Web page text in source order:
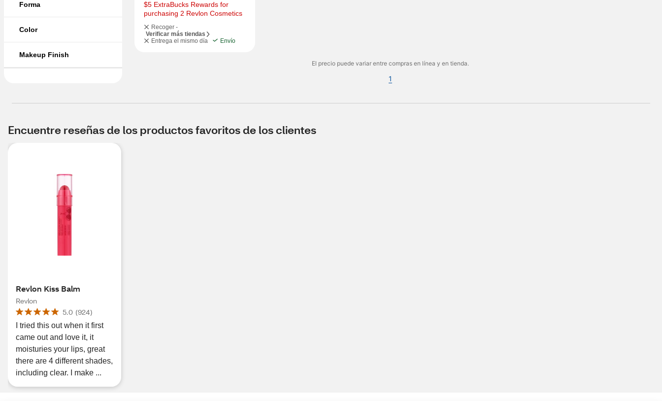
Forma
Color
Makeup Finish
$5 ExtraBucks Rewards for
purchasing 2 Revlon Cosmetics
Recoger -
Verificar más tiendas
Entrega el mismo día
Envío
El precio puede variar entre compras en línea y en tienda.
1
Encuentre reseñas de los productos favoritos de los clientes
Revlon Kiss Balm
Revlon
5.0 (924)
I tried this out when it first
came out and love it, it
moisturies your lips, great
there are 4 different shades,
including clear. I make ...